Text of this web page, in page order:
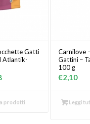
Gatti
Atlantik-
Fascia
prezzo:
prodotti
Carnilove
Gattini –
100 g
€2,10
Leggi